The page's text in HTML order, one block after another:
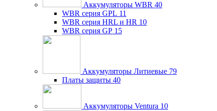
Аккумуляторы WBR 40
WBR серия GPL 11
WBR серия HRL и HR 10
WBR серия GP 15
Аккумуляторы Литиевые 79
Платы защиты 40
Аккумуляторы Ventura 10